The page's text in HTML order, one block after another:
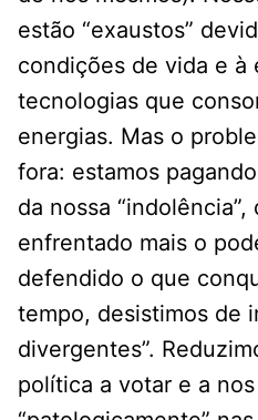
estão “exaustos”
condições de vida e à
tecnologias que
energias. Mas o
fora: estamos
da nossa
enfrentado mais o
defendido o que
tempo, desistimos de
divergentes”.
política a votar e a